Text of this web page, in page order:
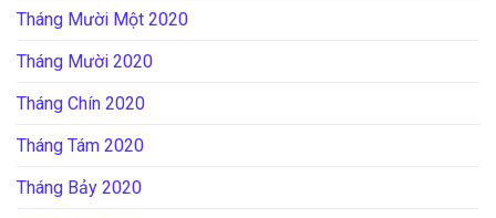
Tháng Mười Một 2020
Tháng Mười 2020
Tháng Chín 2020
Tháng Tám 2020
Tháng Bảy 2020